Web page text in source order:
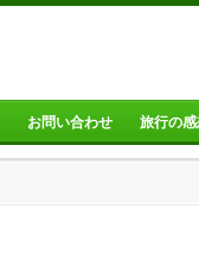
お問い合わせ 旅行の